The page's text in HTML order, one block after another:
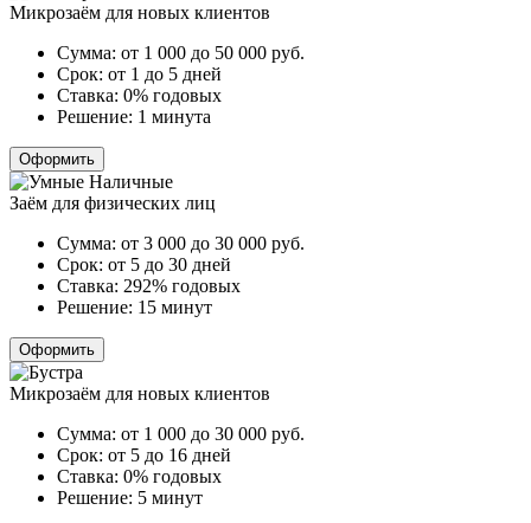
Микрозаём для новых клиентов
Сумма: от 1 000 до 50 000 руб.
Срок: от 1 до 5 дней
Ставка: 0% годовых
Решение: 1 минута
Оформить
Заём для физических лиц
Сумма: от 3 000 до 30 000 руб.
Срок: от 5 до 30 дней
Ставка: 292% годовых
Решение: 15 минут
Оформить
Микрозаём для новых клиентов
Сумма: от 1 000 до 30 000 руб.
Срок: от 5 до 16 дней
Ставка: 0% годовых
Решение: 5 минут